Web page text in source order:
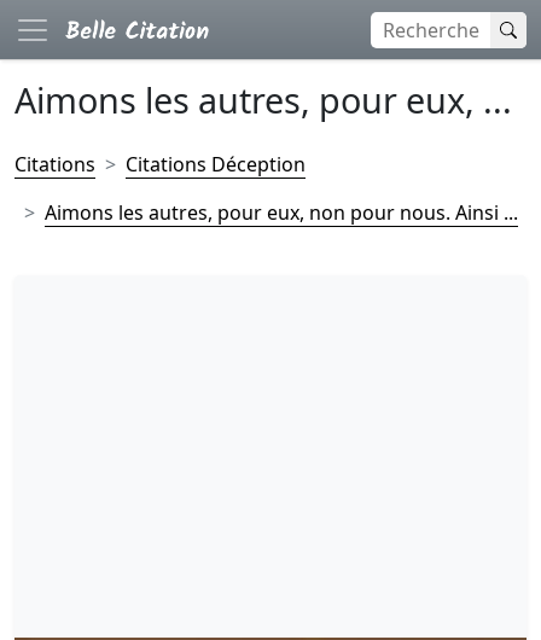
Aimons les autres, pour eux, ...
Citations
Citations Déception
Aimons les autres, pour eux, non pour nous. Ainsi ...